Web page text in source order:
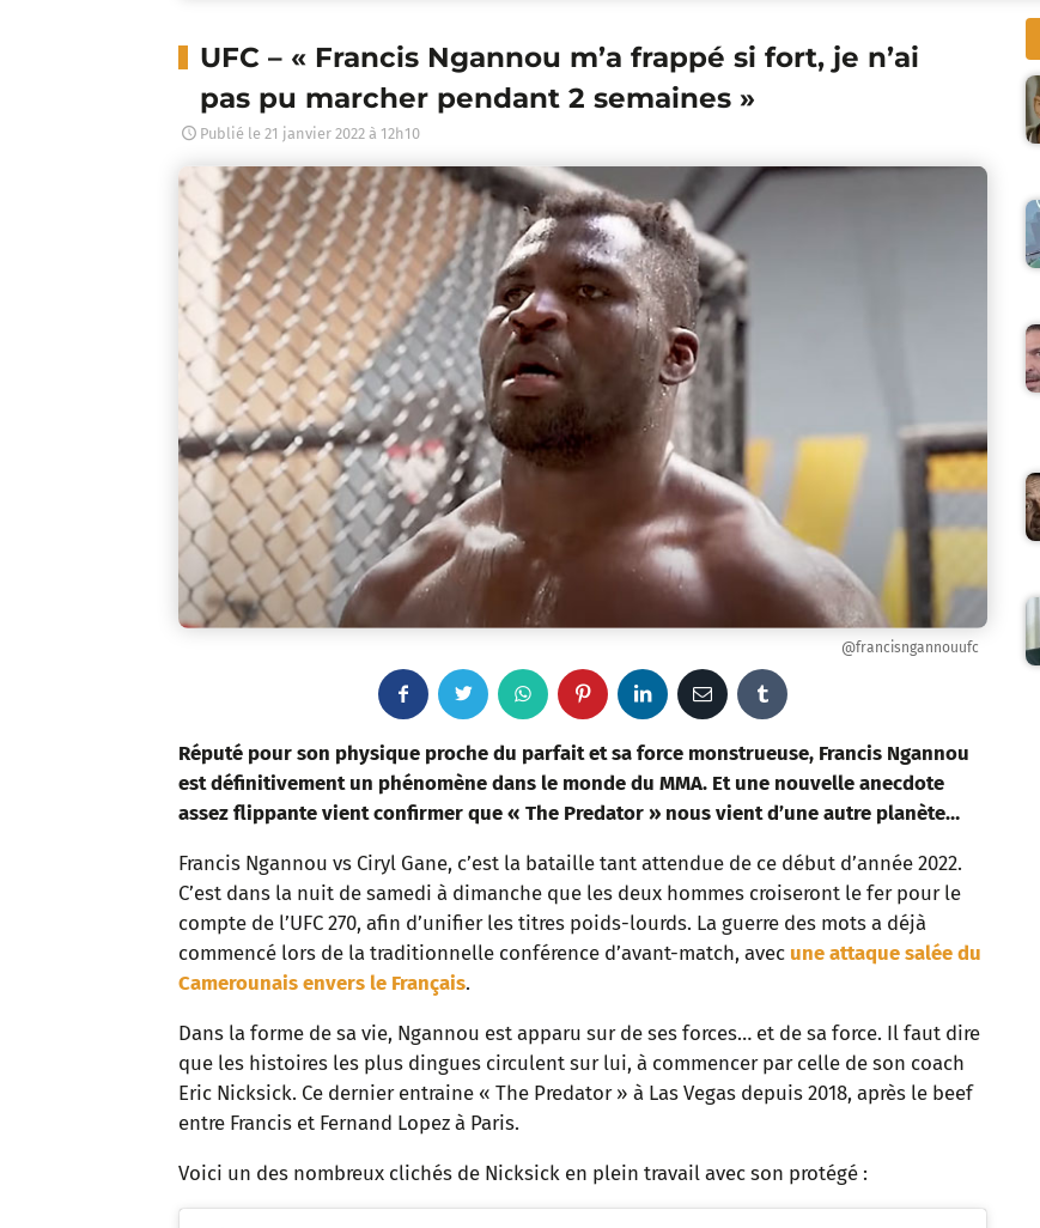
UFC – « Francis Ngannou m’a frappé si fort, je n’ai
pas pu marcher pendant 2 semaines »
Publié le 21 janvier 2022 à 12h10
@francisngannouufc
c
b
o
o
k
i
t
e
W
a
s
a
p
P
i
n
e
s
t
n
e
d
n
E
a
l
m
l
Réputé pour son physique proche du parfait et sa force monstrueuse, Francis Ngannou
est définitivement un phénomène dans le monde du MMA. Et une nouvelle anecdote
assez flippante vient confirmer que « The Predator » nous vient d’une autre planète…
Francis Ngannou vs Ciryl Gane, c’est la bataille tant attendue de ce début d’année 2022.
C’est dans la nuit de samedi à dimanche que les deux hommes croiseront le fer pour le
compte de l’UFC 270, afin d’unifier les titres poids-lourds. La guerre des mots a déjà
commencé lors de la traditionnelle conférence d’avant-match, avec une attaque salée du
Camerounais envers le Français.
Dans la forme de sa vie, Ngannou est apparu sur de ses forces… et de sa force. Il faut dire
que les histoires les plus dingues circulent sur lui, à commencer par celle de son coach
Eric Nicksick. Ce dernier entraine « The Predator » à Las Vegas depuis 2018, après le beef
entre Francis et Fernand Lopez à Paris.
Voici un des nombreux clichés de Nicksick en plein travail avec son protégé :